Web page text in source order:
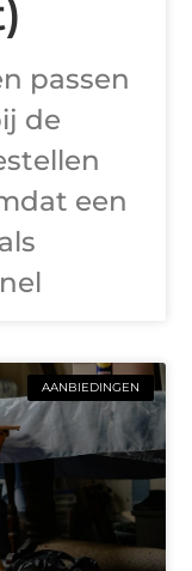
passen
de
een
AANBIEDINGEN